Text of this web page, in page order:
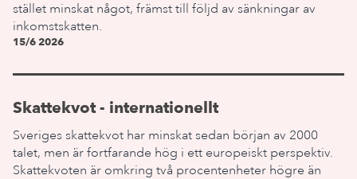
stället minskat något, främst till följd av sänkningar av
inkomstskatten.
15/6 2026
Skattekvot - internationellt
Sveriges skattekvot har minskat sedan början av 2000
talet, men är fortfarande hög i ett europeiskt perspektiv.
Skattekvoten är omkring två procentenheter högre än